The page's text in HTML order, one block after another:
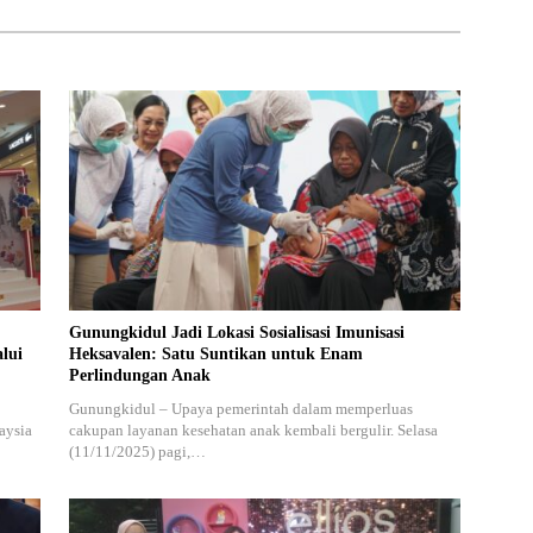
Gunungkidul Jadi Lokasi Sosialisasi Imunisasi
Heksavalen: Satu Suntikan untuk Enam
Perlindungan Anak
Gunungkidul – Upaya pemerintah dalam memperluas
cakupan layanan kesehatan anak kembali bergulir. Selasa
(11/11/2025) pagi,…